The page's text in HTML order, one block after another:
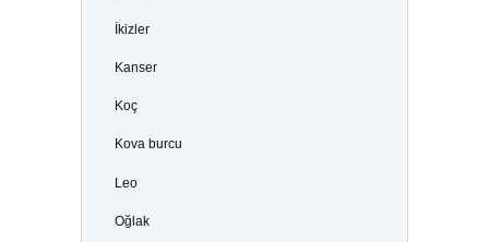
İkizler
Kanser
Koç
Kova burcu
Leo
Oğlak